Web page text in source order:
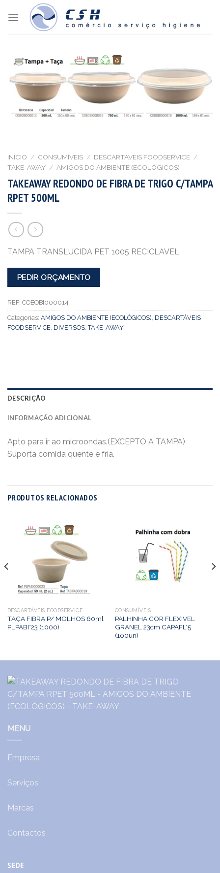
INÍCIO / CONSUMÍVEIS / DESCARTÁVEIS FOODSERVICE /
TAKE-AWAY / AMIGOS DO AMBIENTE (ECOLÓGICOS)
TAKEAWAY REDONDO DE FIBRA DE TRIGO C/TAMPA
RPET 500ML
TAMPA TRANSLUCIDA PET 1005 RECICLAVEL
PEDIR ORÇAMENTO
REF: COBOBI000014
Categorias: AMIGOS DO AMBIENTE (ECOLÓGICOS) DESCARTÁVEIS
FOODSERVICE DIVERSOS ,TAKE-AWAY
DESCRIÇÃO
INFORMAÇÃO ADICIONAL
Apto para ir ao microondas.(EXCEPTO A TAMPA)
Suporta comida quente e fria.
PRODUTOS RELACIONADOS
DESCARTÁVEIS FOODSERVICE
TAÇA FIBRA P/ MOLHOS 60ml
PLPABI*23 (1000)
CONSUMÍVEIS
PALHINHA COR FLEXIVEL
GRANEL 23cm CAPAFL*5
(100un)
MENU
Empresa
Serviços
Marcas
Contactos
SEDE